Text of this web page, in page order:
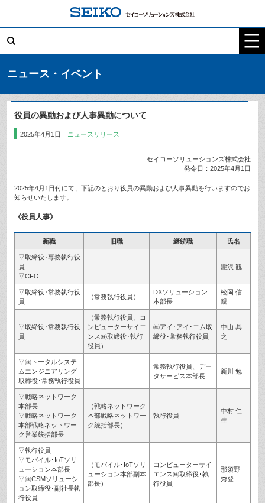
索:
ニュース・イベント
役員の異動および人事異動について
2025年4月1日 ニュースリリース
セイコーソリューションズ株式会社
発令日：2025年4月1日
2025年4月1日付にて、下記のとおり役員の異動および人事異動を行いますのでお
知らせいたします。
《役員人事》
新職 旧職 継続職 氏名
▽取締役･専務執行役
員
▽CFO
瀧沢 観
▽取締役･常務執行役
員
（常務執行役員）
DXソリューション
本部長
松岡 信
親
▽取締役･常務執行役
員
（常務執行役員、コ
ンピューターサイエ
ンス㈱取締役･執行
役員）
㈱アイ･アイ･エム取
締役･常務執行役員
中山 具
之
▽㈱トータルシステ
ムエンジニアリング
取締役･常務執行役員
常務執行役員、デー
タサービス本部長
新川 勉
▽戦略ネットワーク
本部長
▽戦略ネットワーク
本部戦略ネットワー
ク営業統括部長
（戦略ネットワーク
本部戦略ネットワー
ク統括部長）
執行役員
中村 仁
生
▽執行役員
▽モバイル･IoTソリ
ューション本部長
▽㈱CSMソリューシ
ョン取締役･副社長執
行役員
（モバイル･IoTソリ
ューション本部副本
部長）
コンピューターサイ
エンス㈱取締役･執
行役員
那須野
秀登